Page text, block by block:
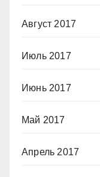
Август 2017
Июль 2017
Июнь 2017
Май 2017
Апрель 2017